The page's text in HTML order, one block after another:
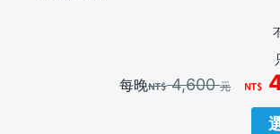
每晚 4,600元